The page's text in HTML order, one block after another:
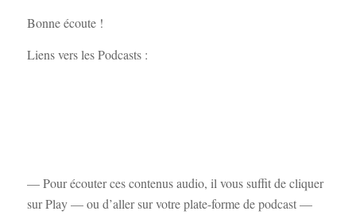
Bonne écoute !
Liens vers les Podcasts :
— Pour écouter ces contenus audio, il vous suffit de cliquer
sur Play — ou d’aller sur votre plate-forme de podcast —